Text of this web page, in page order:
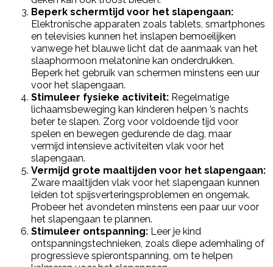
Beperk schermtijd voor het slapengaan:
Elektronische apparaten zoals tablets, smartphones
en televisies kunnen het inslapen bemoeilijken
vanwege het blauwe licht dat de aanmaak van het
slaaphormoon melatonine kan onderdrukken.
Beperk het gebruik van schermen minstens een uur
voor het slapengaan.
Stimuleer fysieke activiteit: Regelmatige
lichaamsbeweging kan kinderen helpen ’s nachts
beter te slapen. Zorg voor voldoende tijd voor
spelen en bewegen gedurende de dag, maar
vermijd intensieve activiteiten vlak voor het
slapengaan.
Vermijd grote maaltijden voor het slapengaan:
Zware maaltijden vlak voor het slapengaan kunnen
leiden tot spijsverteringsproblemen en ongemak.
Probeer het avondeten minstens een paar uur voor
het slapengaan te plannen.
Stimuleer ontspanning: Leer je kind
ontspanningstechnieken, zoals diepe ademhaling of
progressieve spierontspanning, om te helpen